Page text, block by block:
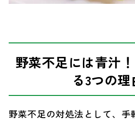
野菜不足には青汁
る3つの理
野菜不足の対処法として、手